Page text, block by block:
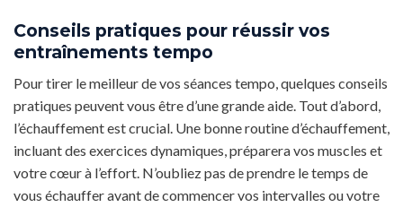
Conseils pratiques pour réussir vos
entraînements tempo
Pour tirer le meilleur de vos séances tempo, quelques conseils
pratiques peuvent vous être d’une grande aide. Tout d’abord,
l’échauffement est crucial. Une bonne routine d’échauffement,
incluant des exercices dynamiques, préparera vos muscles et
votre cœur à l’effort. N’oubliez pas de prendre le temps de
vous échauffer avant de commencer vos intervalles ou votre